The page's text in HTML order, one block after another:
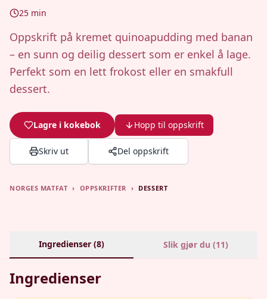
25 min
Oppskrift på kremet quinoapudding med banan
– en sunn og deilig dessert som er enkel å lage.
Perfekt som en lett frokost eller en smakfull
dessert.
Lagre i kokebok Hopp til oppskrift
Skriv ut Del oppskrift
NORGES MATFAT › OPPSKRIFTER › DESSERT
Ingredienser (8) Slik gjør du (11)
Ingredienser